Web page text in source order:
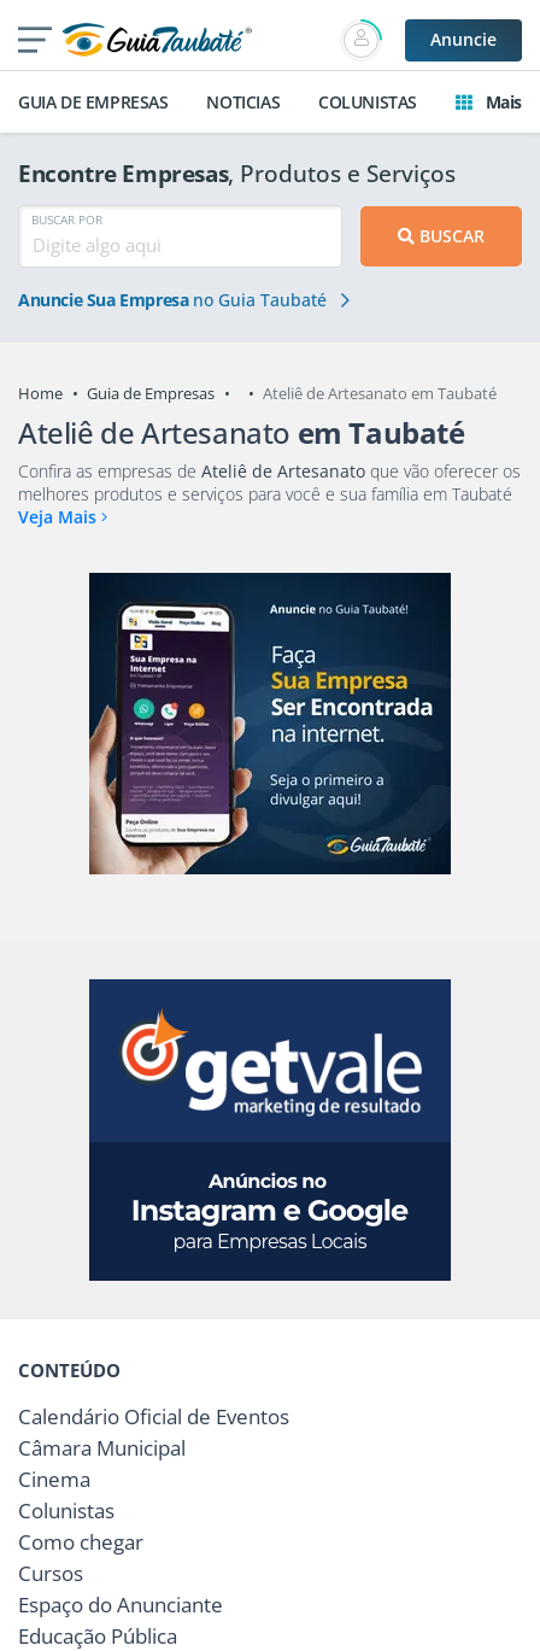
Anuncie
GUIA DE EMPRESAS NOTICIAS COLUNISTAS Mais
Encontre Empresas, Produtos e Serviços
BUSCAR POR
BUSCAR
Anuncie Sua Empresano Guia Taubaté
Home Guia de Empresas Ateliê de Artesanato em Taubaté
Ateliê de Artesanato em Taubaté
Confira as empresas de Ateliê de Artesanato que vão oferecer os
melhores produtos e serviços para você e sua família em Taubaté
Veja Mais
CONTEÚDO
Calendário Oficial de Eventos
Câmara Municipal
Cinema
Colunistas
Como chegar
Cursos
Espaço do Anunciante
Educação Pública